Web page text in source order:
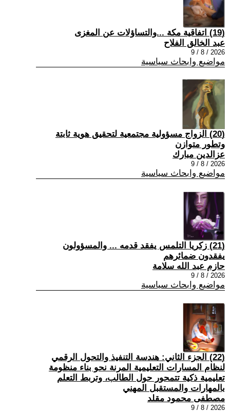
(19) اتفاقية مكة ...والتساؤلات عن المغزى
عبد الخالق الفلاح
2026 / 8 / 9
مواضيع وابحاث سياسية
(20) الزواج مسؤولية مجتمعية لتحقيق هوية ثابتة
وتطور متوازن
عزالدين مبارك
2026 / 8 / 9
مواضيع وابحاث سياسية
(21) زكريا التلمس يفقد قدمه ... والمسؤولون
يفقدون ضمائرهم
حازم عبد الله سلامة
2026 / 8 / 9
مواضيع وابحاث سياسية
(22) الجزء الثاني: هندسة التنفيذ والتحول الرقمي
لنظام المسارات التعليمية المرنة نحو بناء منظومة
تعليمية ذكية تتمحور حول الطالب، وتربط التعلم
بالمهارات والمستقبل المهني
مصطفى محمود مقلد
2026 / 8 / 9